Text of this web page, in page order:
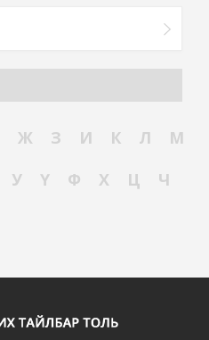
Ж З И К Л
М
У Ү Ф Х Ц
Ч